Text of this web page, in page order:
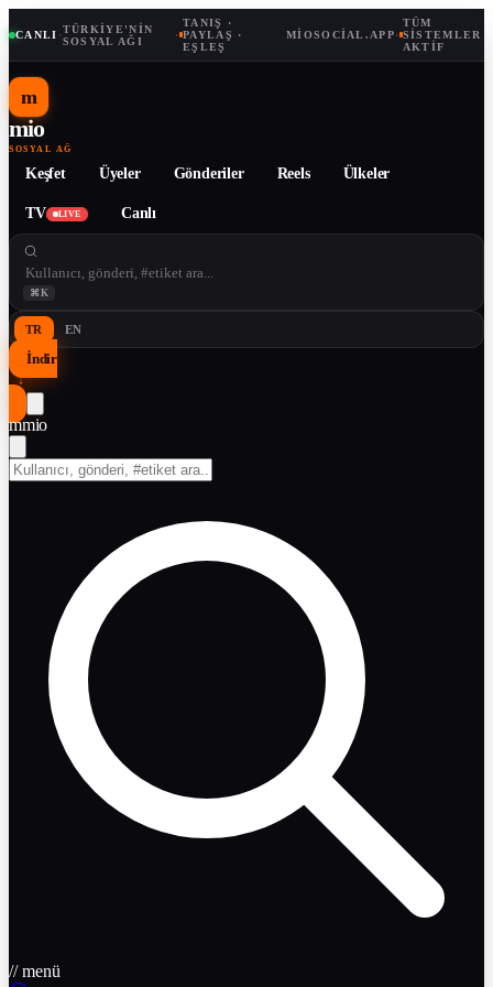
CANLI ·TÜRKIYE'NIN
SOSYAL AĞI
·
TANIŞ ·
PAYLAŞ ·
EŞLEŞ
MIOSOCIAL.APP·
TÜM
SISTEMLER
AKTIF
m
mio
SOSYAL AĞ
Keşfet Üyeler Gönderiler Reels Ülkeler
TV LIVE Canlı
⌘K
TR EN
İndir
↓
mmio
// menü